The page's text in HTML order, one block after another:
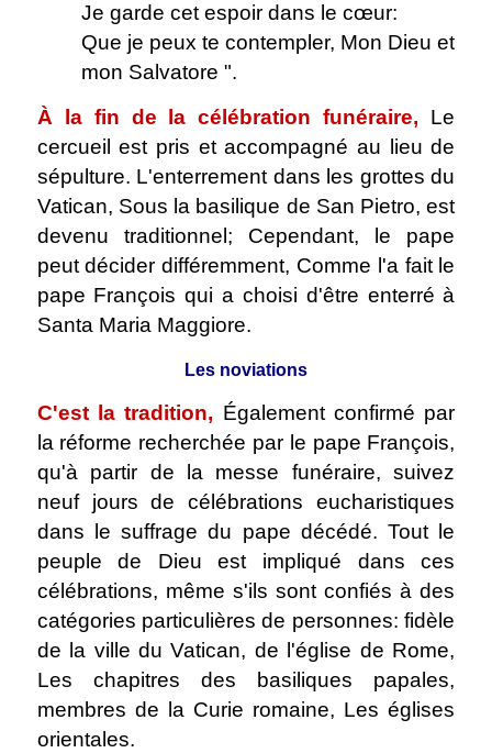
Je garde cet espoir dans le cœur:
Que je peux te contempler, Mon Dieu et
mon Salvatore ".
À la fin de la célébration funéraire, Le
cercueil est pris et accompagné au lieu de
sépulture. L'enterrement dans les grottes du
Vatican, Sous la basilique de San Pietro, est
devenu traditionnel; Cependant, le pape
peut décider différemment, Comme l'a fait le
pape François qui a choisi d'être enterré à
Santa Maria Maggiore.
Les noviations
C'est la tradition, Également confirmé par
la réforme recherchée par le pape François,
qu'à partir de la messe funéraire, suivez
neuf jours de célébrations eucharistiques
dans le suffrage du pape décédé. Tout le
peuple de Dieu est impliqué dans ces
célébrations, même s'ils sont confiés à des
catégories particulières de personnes: fidèle
de la ville du Vatican, de l'église de Rome,
Les chapitres des basiliques papales,
membres de la Curie romaine, Les églises
orientales.